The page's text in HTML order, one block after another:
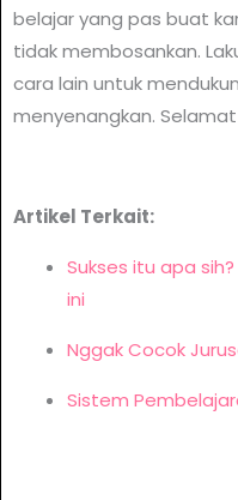
belajar yang pas buat
tidak membosankan.
cara lain untuk
menyenangkan.
Artikel Terkait:
Sukses itu apa
ini
Nggak Cocok
Sistem